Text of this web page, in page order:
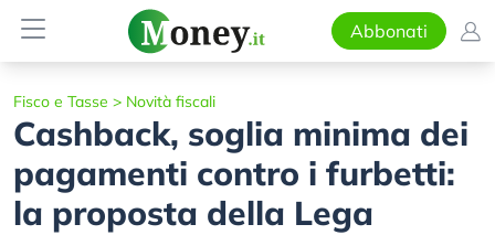
Abbonati
Fisco e Tasse > Novità fiscali
Cashback, soglia minima dei
pagamenti contro i furbetti:
la proposta della Lega